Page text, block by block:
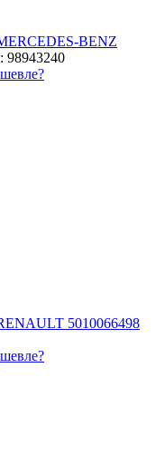
BENZ
98943240
5010066498